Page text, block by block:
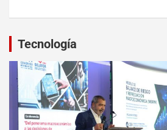
Tecnología